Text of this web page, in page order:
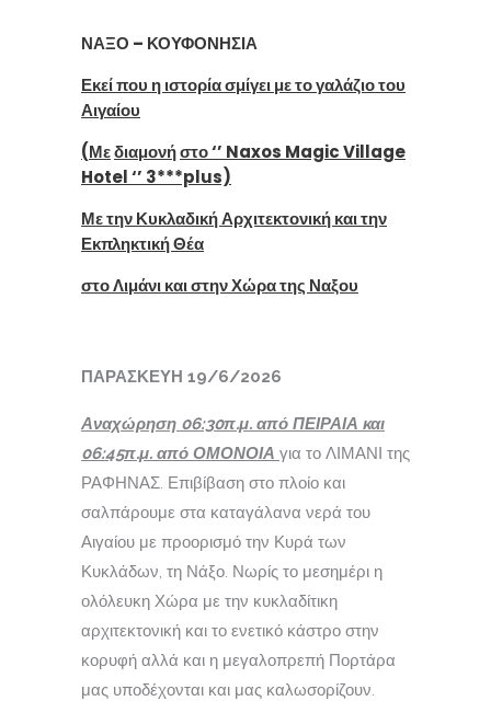
ΝΑΞΟ – ΚΟΥΦΟΝΗΣΙΑ
Εκεί που η ιστορία σμίγει με το γαλάζιο του
Αιγαίου
(Μεδιαμονήστο‘’ Naxos Magic Village
Hotel ‘’ 3***plus)
Με την Κυκλαδική Αρχιτεκτονική και την
Εκπληκτική Θέα
στο Λιμάνι και στην Χώρα της Ναξου
ΠΑΡΑΣΚΕΥΗ 19/6/2026
Αναχώρηση 06:30π.μ. από ΠΕΙΡΑΙΑ και
06:45π.μ. από ΟΜΟΝΟΙΑ για το ΛΙΜΑΝΙ της
ΡΑΦΗΝΑΣ. Επιβίβαση στο πλοίο και
σαλπάρουμε στα καταγάλανα νερά του
Αιγαίου με προορισμό την Κυρά των
Κυκλάδων, τη Νάξο. Νωρίς το μεσημέρι η
ολόλευκη Χώρα με την κυκλαδίτικη
αρχιτεκτονική και το ενετικό κάστρο στην
κορυφή αλλά και η μεγαλοπρεπή Πορτάρα
μας υποδέχονται και μας καλωσορίζουν.